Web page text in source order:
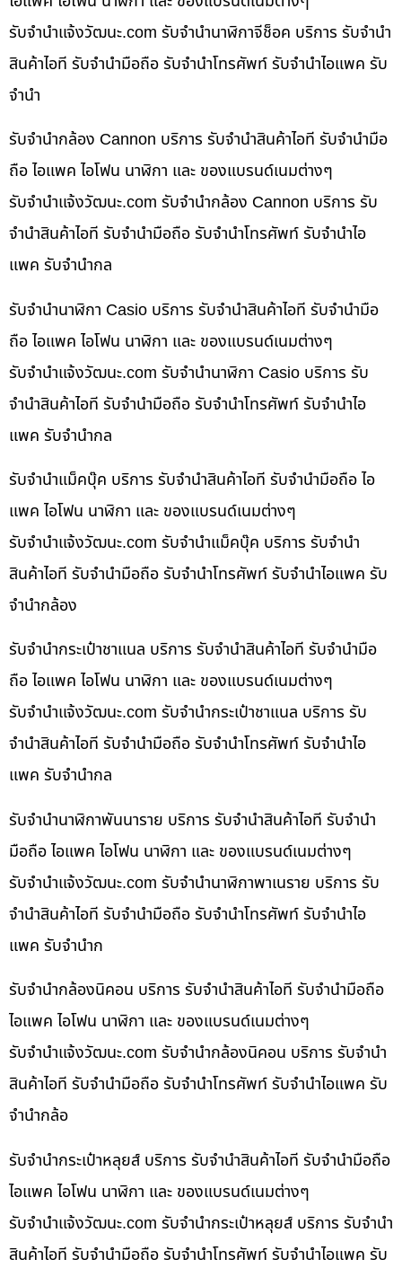
รับจํานําแจ้งวัฒนะ.com รับจำนำนาฬิกาจีช็อค บริการ รับจำนำ
สินค้าไอที รับจำนำมือถือ รับจำนำโทรศัพท์ รับจำนำไอแพค รับ
จำนำ
รับจำนำกล้อง Cannon บริการ รับจำนำสินค้าไอที รับจำนำมือ
ถือ ไอแพค ไอโฟน นาฬิกา และ ของแบรนด์เนมต่างๆ
รับจํานําแจ้งวัฒนะ.com รับจำนำกล้อง Cannon บริการ รับ
จำนำสินค้าไอที รับจำนำมือถือ รับจำนำโทรศัพท์ รับจำนำไอ
แพค รับจำนำกล
รับจำนำนาฬิกา Casio บริการ รับจำนำสินค้าไอที รับจำนำมือ
ถือ ไอแพค ไอโฟน นาฬิกา และ ของแบรนด์เนมต่างๆ
รับจํานําแจ้งวัฒนะ.com รับจำนำนาฬิกา Casio บริการ รับ
จำนำสินค้าไอที รับจำนำมือถือ รับจำนำโทรศัพท์ รับจำนำไอ
แพค รับจำนำกล
รับจำนำแม็คบุ๊ค บริการ รับจำนำสินค้าไอที รับจำนำมือถือ ไอ
แพค ไอโฟน นาฬิกา และ ของแบรนด์เนมต่างๆ
รับจํานําแจ้งวัฒนะ.com รับจำนำแม็คบุ๊ค บริการ รับจำนำ
สินค้าไอที รับจำนำมือถือ รับจำนำโทรศัพท์ รับจำนำไอแพค รับ
จำนำกล้อง
รับจำนำกระเป๋าชาแนล บริการ รับจำนำสินค้าไอที รับจำนำมือ
ถือ ไอแพค ไอโฟน นาฬิกา และ ของแบรนด์เนมต่างๆ
รับจํานําแจ้งวัฒนะ.com รับจำนำกระเป๋าชาแนล บริการ รับ
จำนำสินค้าไอที รับจำนำมือถือ รับจำนำโทรศัพท์ รับจำนำไอ
แพค รับจำนำกล
รับจำนำนาฬิกาพันนาราย บริการ รับจำนำสินค้าไอที รับจำนำ
มือถือ ไอแพค ไอโฟน นาฬิกา และ ของแบรนด์เนมต่างๆ
รับจํานําแจ้งวัฒนะ.com รับจำนำนาฬิกาพาเนราย บริการ รับ
จำนำสินค้าไอที รับจำนำมือถือ รับจำนำโทรศัพท์ รับจำนำไอ
แพค รับจำนำก
รับจำนำกล้องนิคอน บริการ รับจำนำสินค้าไอที รับจำนำมือถือ
ไอแพค ไอโฟน นาฬิกา และ ของแบรนด์เนมต่างๆ
รับจํานําแจ้งวัฒนะ.com รับจำนำกล้องนิคอน บริการ รับจำนำ
สินค้าไอที รับจำนำมือถือ รับจำนำโทรศัพท์ รับจำนำไอแพค รับ
จำนำกล้อ
รับจำนำกระเป๋าหลุยส์ บริการ รับจำนำสินค้าไอที รับจำนำมือถือ
ไอแพค ไอโฟน นาฬิกา และ ของแบรนด์เนมต่างๆ
รับจํานําแจ้งวัฒนะ.com รับจำนำกระเป๋าหลุยส์ บริการ รับจำนำ
สินค้าไอที รับจำนำมือถือ รับจำนำโทรศัพท์ รับจำนำไอแพค รับ